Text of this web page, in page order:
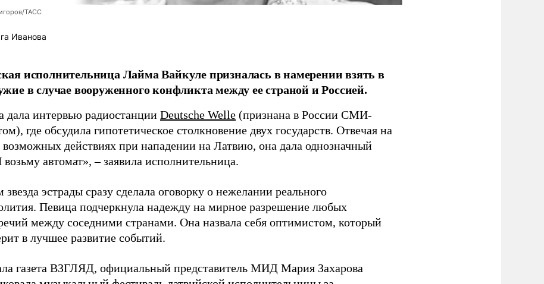
ТАСС
Иванова
исполнительница Лайма Вайкуле призналась в намерении взять в
в случае вооруженного конфликта между ее страной и Россией.
дала интервью радиостанции Deutsche Welle (признана в России СМИ-
где обсудила гипотетическое столкновение двух государств. Отвечая на
возможных действиях при нападении на Латвию, она дала однозначный
возьму автомат», – заявила исполнительница.
эстрады сразу сделала оговорку о нежелании реального
Певица подчеркнула надежду на мирное разрешение любых
между соседними странами. Она назвала себя оптимистом, который
в лучшее развитие событий.
газета ВЗГЛЯД, официальный представитель МИД Мария Захарова